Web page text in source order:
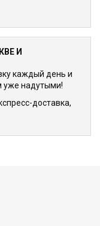
И
каждый день и
уже надутыми!
доставка,